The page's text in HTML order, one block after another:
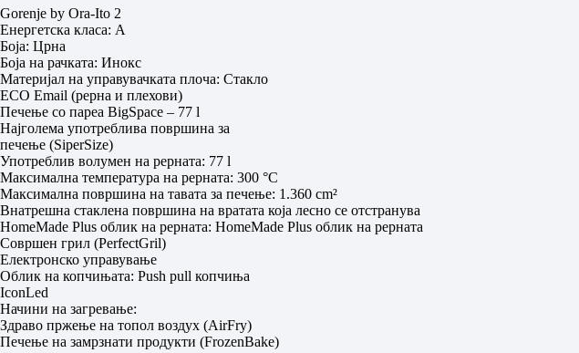
Gorenje by Ora-Ito 2
Енергетска класа: А
Боја: Црна
Боја на рачката: Инокс
Материјал на управувачката плоча: Стакло
ECO Email (рерна и плехови)
Печење со пареа BigSpace – 77 l
Најголема употреблива површина за
печење (SiperSize)
Употреблив волумен на рерната: 77 l
Максимална температура на рерната: 300 °C
Максимална површина на тавата за печење: 1.360 cm²
Внатрешна стаклена површина на вратата која лесно се отстранува
HomeMade Plus облик на рерната: HomeMade Plus облик на рерната
Совршен грил (PerfectGril)
Електронско управување
Облик на копчињата: Push pull копчиња
IconLed
Начини на загревање:
Здраво пржење на топол воздух (AirFry)
Печење на замрзнати продукти (FrozenBake)